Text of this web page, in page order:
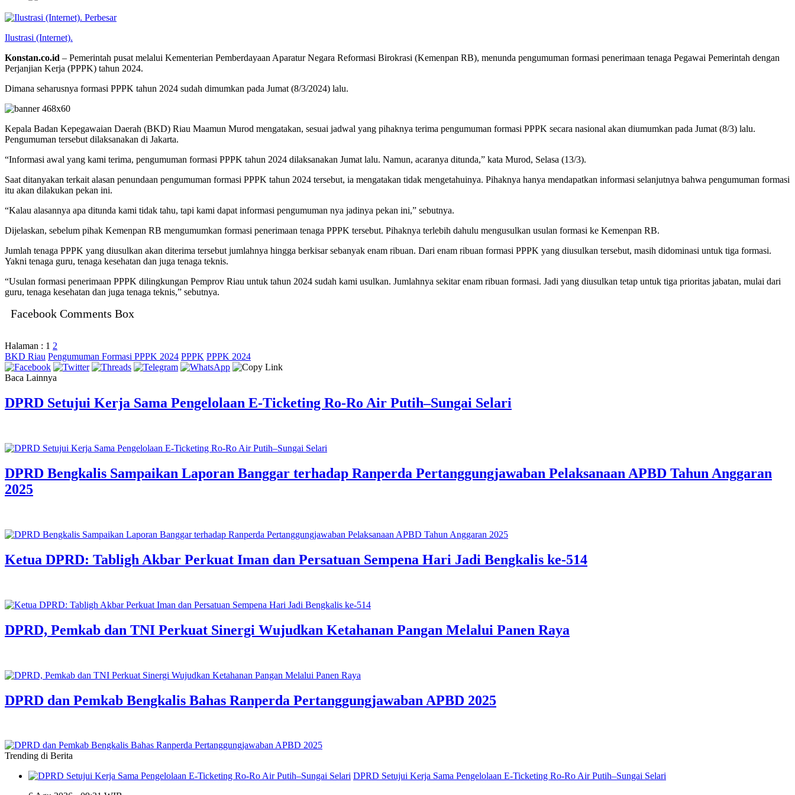
Perbesar
Ilustrasi (Internet).
Konstan.co.id – Pemerintah pusat melalui Kementerian Pemberdayaan Aparatur Negara Reformasi Birokrasi (Kemenpan RB), menunda pengumuman formasi penerimaan tenaga Pegawai Pemerintah dengan
Perjanjian Kerja (PPPK) tahun 2024.
Dimana seharusnya formasi PPPK tahun 2024 sudah dimumkan pada Jumat (8/3/2024) lalu.
Kepala Badan Kepegawaian Daerah (BKD) Riau Maamun Murod mengatakan, sesuai jadwal yang pihaknya terima pengumuman formasi PPPK secara nasional akan diumumkan pada Jumat (8/3) lalu.
Pengumuman tersebut dilaksanakan di Jakarta.
“Informasi awal yang kami terima, pengumuman formasi PPPK tahun 2024 dilaksanakan Jumat lalu. Namun, acaranya ditunda,” kata Murod, Selasa (13/3).
Saat ditanyakan terkait alasan penundaan pengumuman formasi PPPK tahun 2024 tersebut, ia mengatakan tidak mengetahuinya. Pihaknya hanya mendapatkan informasi selanjutnya bahwa pengumuman formasi
itu akan dilakukan pekan ini.
“Kalau alasannya apa ditunda kami tidak tahu, tapi kami dapat informasi pengumuman nya jadinya pekan ini,” sebutnya.
Dijelaskan, sebelum pihak Kemenpan RB mengumumkan formasi penerimaan tenaga PPPK tersebut. Pihaknya terlebih dahulu mengusulkan usulan formasi ke Kemenpan RB.
Jumlah tenaga PPPK yang diusulkan akan diterima tersebut jumlahnya hingga berkisar sebanyak enam ribuan. Dari enam ribuan formasi PPPK yang diusulkan tersebut, masih didominasi untuk tiga formasi.
Yakni tenaga guru, tenaga kesehatan dan juga tenaga teknis.
“Usulan formasi penerimaan PPPK dilingkungan Pemprov Riau untuk tahun 2024 sudah kami usulkan. Jumlahnya sekitar enam ribuan formasi. Jadi yang diusulkan tetap untuk tiga prioritas jabatan, mulai dari
guru, tenaga kesehatan dan juga tenaga teknis,” sebutnya.
Facebook Comments Box
Halaman : 1 2
BKD Riau Pengumuman Formasi PPPK 2024 PPPK PPPK 2024
Baca Lainnya
DPRD Setujui Kerja Sama Pengelolaan E-Ticketing Ro-Ro Air Putih–Sungai Selari
DPRD Bengkalis Sampaikan Laporan Banggar terhadap Ranperda Pertanggungjawaban Pelaksanaan APBD Tahun Anggaran
2025
Ketua DPRD: Tabligh Akbar Perkuat Iman dan Persatuan Sempena Hari Jadi Bengkalis ke-514
DPRD, Pemkab dan TNI Perkuat Sinergi Wujudkan Ketahanan Pangan Melalui Panen Raya
DPRD dan Pemkab Bengkalis Bahas Ranperda Pertanggungjawaban APBD 2025
Trending di Berita
DPRD Setujui Kerja Sama Pengelolaan E-Ticketing Ro-Ro Air Putih–Sungai Selari